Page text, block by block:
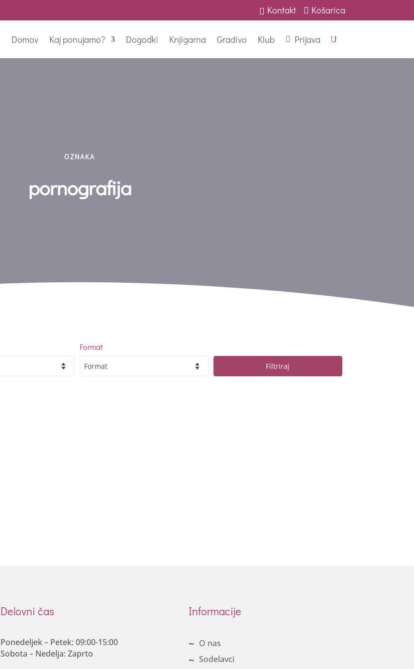
Kontakt Košarica
Domov Kaj ponujamo? Dogodki Knjigarna Gradivo Klub Prijava U
OZNAKA
pornografija
Format
Delovni čas
Ponedeljek – Petek: 09:00-15:00
Sobota – Nedelja: Zaprto
Informacije
O nas
Sodelavci